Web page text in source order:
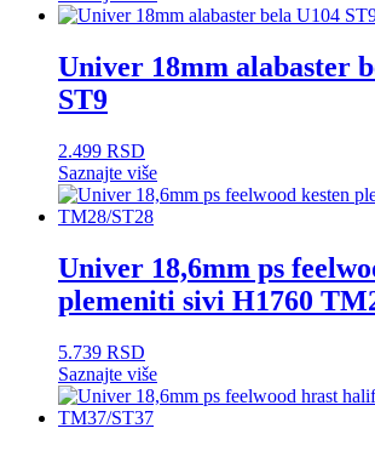
Univer 18mm alabaster
ST9
2.499 RSD
Saznajte više
Univer 18,6mm ps
plemeniti sivi H1760
5.739 RSD
Saznajte više